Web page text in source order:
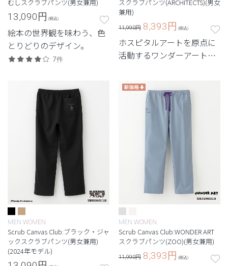
むしスクラブパンツ(男女兼用)
13,090円 (税込)
絵本の世界観を味わう、色
とりどりのデザイン。
7件
スクラブパンツ(ARCHITECTS)(男女
兼用)
11,990円 8,393円 (税込)
ホスピタルアートを原点に
活動するワンダーアートと
クラブ。
MEN WOMEN
Scrub Canvas Club:ブラック・ジャ
ックスクラブパンツ(男女兼用)
(2024年モデル)
MEN WOMEN
Scrub Canvas Club:WONDER ART
スクラブパンツ(ZOO)(男女兼用)
11,990円 8,393円 (税込)